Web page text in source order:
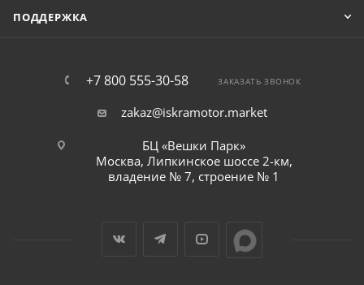
ПОДДЕРЖКА
+7 800 555-30-58 ЗАКАЗАТЬ ЗВОНОК
zakaz@iskramotor.market
БЦ «Вешки Парк»
Москва, Липкинское шоссе 2-км,
владение № 7, строение № 1